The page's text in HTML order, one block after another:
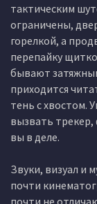
тактическим
ограничены,
горелкой, а
перепайку
бывают
приходится
тень с хвостом.
вызвать
вы в деле.
Звуки, визуал и
почти
почти не